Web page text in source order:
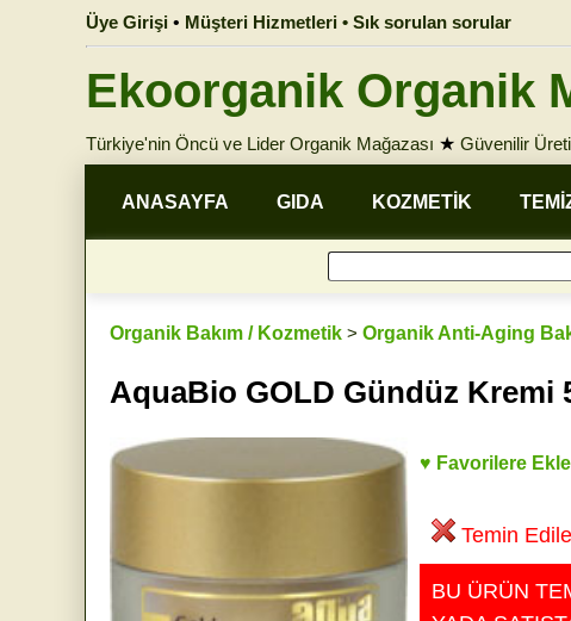
Üye Girişi • Müşteri Hizmetleri • Sık sorulan sorular
Ekoorganik Organik
Türkiye'nin Öncü ve Lider Organik Mağazası ★ Güvenilir
ANASAYFA GIDA KOZMETİK
Organik Bakım / Kozmetik > Organik Anti-Aging
AquaBio GOLD Gündüz Kremi
♥ Favorilere Ekle
Temin
BU ÜRÜN